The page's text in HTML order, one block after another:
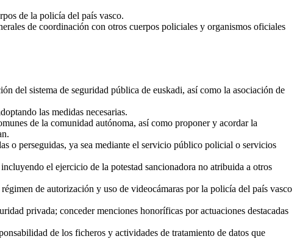
de la policía del país vasco.
de coordinación con otros cuerpos policiales y organismos oficiales
del sistema de seguridad pública de euskadi, así como la asociación de
las medidas necesarias.
de la comunidad autónoma, así como proponer y acordar la
o perseguidas, ya sea mediante el servicio público policial o servicios
el ejercicio de la potestad sancionadora no atribuida a otros
de autorización y uso de videocámaras por la policía del país vasco
privada; conceder menciones honoríficas por actuaciones destacadas
de los ficheros y actividades de tratamiento de datos que